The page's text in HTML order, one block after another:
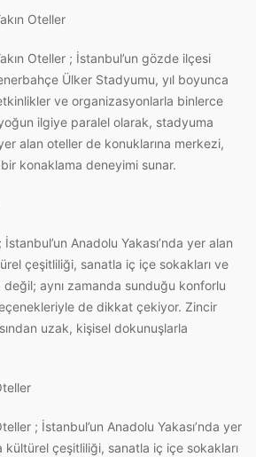
Oteller
Oteller ; İstanbul’un gözde ilçesi
Ülker Stadyumu, yıl boyunca
ve organizasyonlarla binlerce
ilgiye paralel olarak, stadyuma
alan oteller de konuklarına merkezi,
konaklama deneyimi sunar.
Anadolu Yakası’nda yer alan
çeşitliliği, sanatla iç içe sokakları ve
değil; aynı zamanda sunduğu konforlu
de dikkat çekiyor. Zincir
uzak, kişisel dokunuşlarla
; İstanbul’un Anadolu Yakası’nda yer
kültürel çeşitliliği, sanatla iç içe sokakları